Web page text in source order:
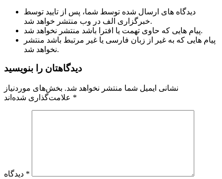
دیدگاه های ارسال شده توسط شما، پس از تایید توسط
خبرگزاری الف در وب منتشر خواهد شد.
پیام هایی که حاوی تهمت یا افترا باشد منتشر نخواهد شد.
پیام هایی که به غیر از زبان فارسی یا غیر مرتبط باشد منتشر
نخواهد شد.
دیدگاهتان را بنویسید
نشانی ایمیل شما منتشر نخواهد شد. بخش‌های موردنیاز
*
*